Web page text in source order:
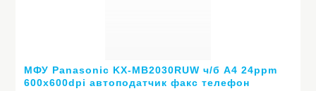
МФУ Panasonic KX-MB2030RUW ч/б A4 24ppm
600x600dpi автоподатчик факс телефон